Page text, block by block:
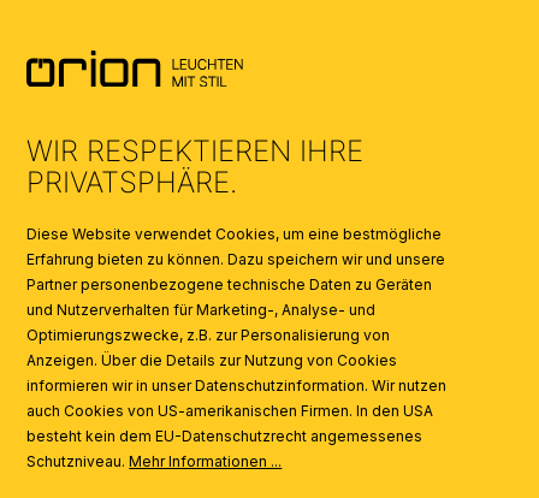
AGB
KATALOGE
SYMBOLE
AI
WIR RESPEKTIEREN IHRE
PRIVATSPHÄRE.
Diese Website verwendet Cookies, um eine bestmögliche
Erfahrung bieten zu können. Dazu speichern wir und unsere
Partner personenbezogene technische Daten zu Geräten
und Nutzerverhalten für Marketing-, Analyse- und
Optimierungszwecke, z.B. zur Personalisierung von
Anzeigen. Über die Details zur Nutzung von Cookies
informieren wir in unser Datenschutzinformation. Wir nutzen
auch Cookies von US-amerikanischen Firmen. In den USA
besteht kein dem EU-Datenschutzrecht angemessenes
Schutzniveau.Mehr Informationen ...